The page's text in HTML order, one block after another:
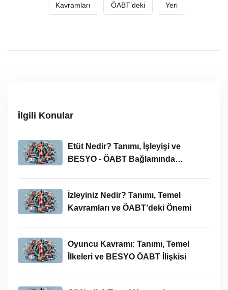
Kavramları ÖABT’deki Yeri
İlgili Konular
Etüt Nedir? Tanımı, İşleyişi ve
BESYO - ÖABT Bağlamında
İzleyiniz Nedir? Tanımı, Temel
Kavramları ve ÖABT’deki Önemi
Oyuncu Kavramı: Tanımı, Temel
İlkeleri ve BESYO ÖABT İlişkisi